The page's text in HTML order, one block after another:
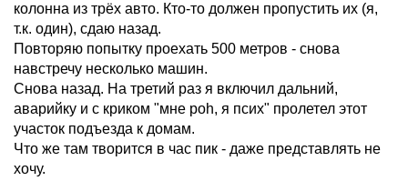
колонна из трёх авто. Кто-то должен пропустить их (я,
т.к. один), сдаю назад.
Повторяю попытку проехать 500 метров - снова
навстречу несколько машин.
Снова назад. На третий раз я включил дальний,
аварийку и с криком "мне poh, я псих" пролетел этот
участок подъезда к домам.
Что же там творится в час пик - даже представлять не
хочу.